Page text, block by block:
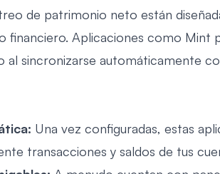
de patrimonio neto están
financiero. Aplicaciones como Mint
al sincronizarse automáticamente
Una vez configuradas, estas
transacciones y saldos de tus